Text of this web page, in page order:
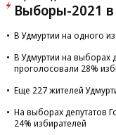
Выборы-2021
В Удмуртии на одного
В Удмуртии на выборах
проголосовали 28%
Еще 227 жителей
На выборах депутатов
24% избирателей